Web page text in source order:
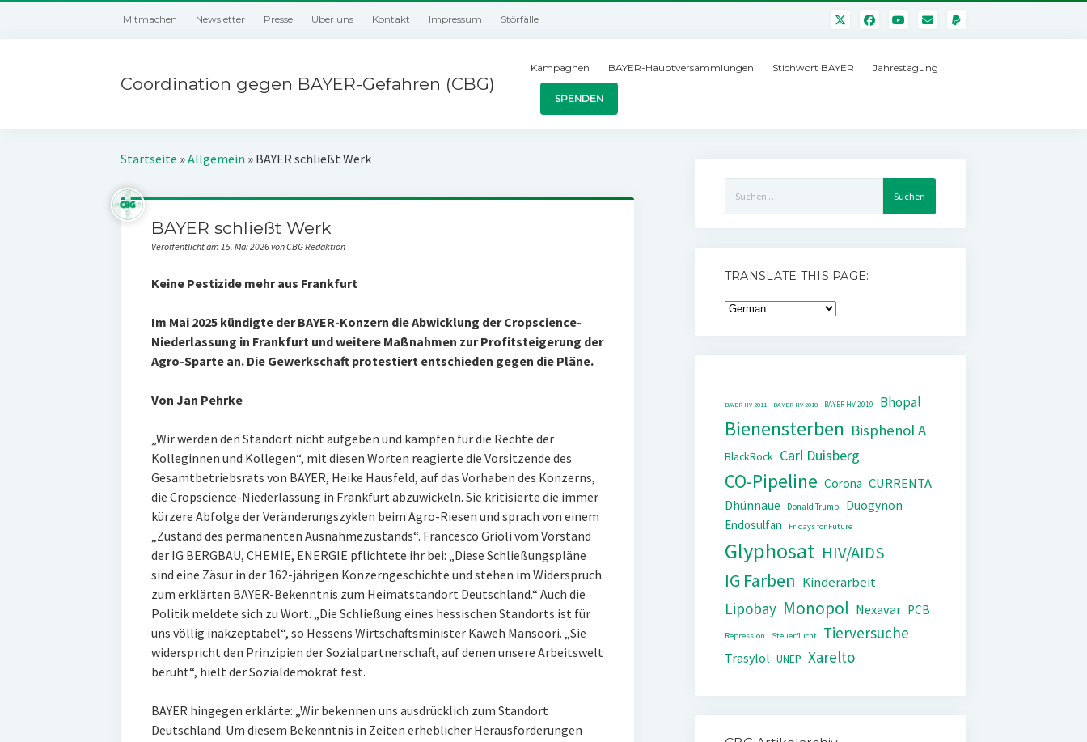
Mitmachen Newsletter Presse Über uns Kontakt Impressum Störfälle
Coordination gegen BAYER-Gefahren (CBG)
Kampagnen BAYER-Hauptversammlungen Stichwort BAYER Jahrestagung
SPENDEN
Startseite »Allgemein » BAYER schließt Werk
BAYER schließt Werk
Veröffentlicht am 15. Mai 2026 von CBG Redaktion
Keine Pestizide mehr aus Frankfurt
Im Mai 2025 kündigte der BAYER-Konzern die Abwicklung der Cropscience-
Niederlassung in Frankfurt und weitere Maßnahmen zur Profitsteigerung der
Agro-Sparte an. Die Gewerkschaft protestiert entschieden gegen die Pläne.
Von Jan Pehrke
„Wir werden den Standort nicht aufgeben und kämpfen für die Rechte der
Kolleginnen und Kollegen“, mit diesen Worten reagierte die Vorsitzende des
Gesamtbetriebsrats von BAYER, Heike Hausfeld, auf das Vorhaben des Konzerns,
die Cropscience-Niederlassung in Frankfurt abzuwickeln. Sie kritisierte die immer
kürzere Abfolge der Veränderungszyklen beim Agro-Riesen und sprach von einem
„Zustand des permanenten Ausnahmezustands“. Francesco Grioli vom Vorstand
der IG BERGBAU, CHEMIE, ENERGIE pflichtete ihr bei: „Diese Schließungspläne
sind eine Zäsur in der 162-jährigen Konzerngeschichte und stehen im Widerspruch
zum erklärten BAYER-Bekenntnis zum Heimatstandort Deutschland.“ Auch die
Politik meldete sich zu Wort. „Die Schließung eines hessischen Standorts ist für
uns völlig inakzeptabel“, so Hessens Wirtschaftsminister Kaweh Mansoori. „Sie
widerspricht den Prinzipien der Sozialpartnerschaft, auf denen unsere Arbeitswelt
beruht“, hielt der Sozialdemokrat fest.
BAYER hingegen erklärte: „Wir bekennen uns ausdrücklich zum Standort
Deutschland. Um diesem Bekenntnis in Zeiten erheblicher Herausforderungen
nach:
TRANSLATE THIS PAGE:
BAYER HV 2011 BAYER HV 2018 BAYER HV 2019 Bhopal
Bienensterben Bisphenol A
BlackRock Carl Duisberg
CO-Pipeline Corona CURRENTA
Dhünnaue Donald Trump
Duogynon
Endosulfan
Fridays for Future
Glyphosat HIV/AIDS
IG Farben Kinderarbeit
Lipobay Monopol Nexavar PCB
Repression Steuerflucht Tierversuche
Trasylol UNEP Xarelto